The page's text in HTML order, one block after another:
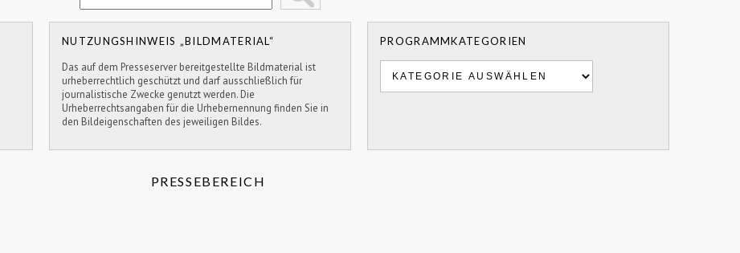
NUTZUNGSHINWEIS „BILDMATERIAL“
Das auf dem Presseserver bereitgestellte Bildmaterial ist
urheberrechtlich geschützt und darf ausschließlich für
journalistische Zwecke genutzt werden. Die
Urheberrechtsangaben für die Urhebernennung finden Sie in
den Bildeigenschaften des jeweiligen Bildes.
PROGRAMMKATEGORIEN
PRESSEBEREICH